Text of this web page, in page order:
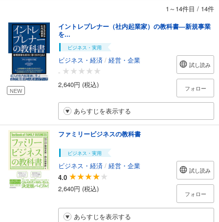
1～14件目 / 14件
NEW
イントレプレナー（社内起業家）の教科書―新規事業
を...
ビジネス・実用
ビジネス・経済 / 経営・企業
-
2,640円 (税込)
試し読み
フォロー
あらすじを表示する
ファミリービジネスの教科書
ビジネス・実用
ビジネス・経済 / 経営・企業
4.0
2,640円 (税込)
試し読み
フォロー
あらすじを表示する